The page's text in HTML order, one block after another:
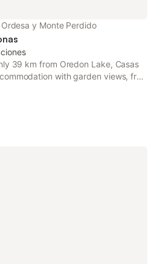
y Monte Perdido
39 km from Oredon Lake, Casas
with garden views, free
Featuring bicycle parking, this
with a picnic area.